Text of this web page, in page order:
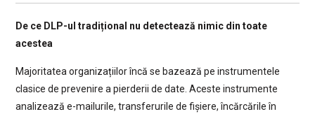
De ce DLP-ul tradițional nu detectează nimic din toate
acestea
Majoritatea organizațiilor încă se bazează pe instrumentele
clasice de prevenire a pierderii de date. Aceste instrumente
analizează e-mailurile, transferurile de fișiere, încărcările în